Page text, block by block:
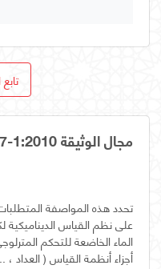
مجال الوثيقة GSO OIML R117-1:2010
تحدد هذه المواصفة المتطلبات
على نظم القياس الديناميكية
الماء الخاضعة للتحكم
أجزاء أنظمة القياس ( العداد ،